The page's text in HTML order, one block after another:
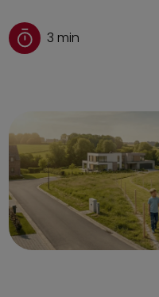
3 min